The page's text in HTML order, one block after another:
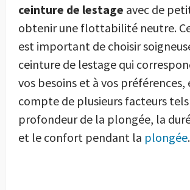
ceinture de lestage avec de
obtenir une flottabilité neutre.
est important de choisir
ceinture de lestage qui
vos besoins et à vos
compte de plusieurs facteurs
profondeur de la plongée, la
et le confort pendant la plongée.